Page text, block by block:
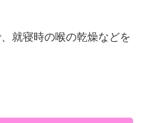
就寝時の喉の乾燥などを